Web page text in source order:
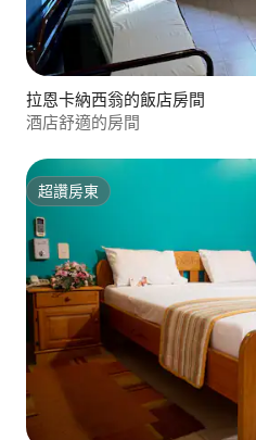
拉恩卡納西翁的飯店房間
酒店舒適的房間
超讚房東
超讚房東